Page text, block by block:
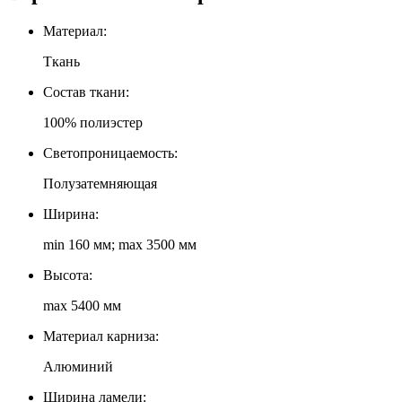
Материал:
Ткань
Состав ткани:
100% полиэстер
Светопроницаемость:
Полузатемняющая
Ширина:
min 160 мм; max 3500 мм
Высота:
max 5400 мм
Материал карниза:
Алюминий
Ширина ламели: